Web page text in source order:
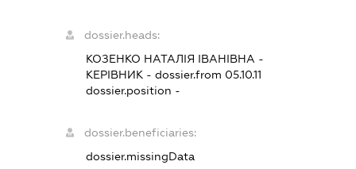
dossier.heads:
КОЗЕНКО НАТАЛІЯ ІВАНІВНА -
КЕРІВНИК - dossier.from 05.10.11
dossier.position -
dossier.beneficiaries:
dossier.missingData